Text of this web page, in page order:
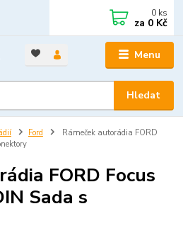
Menu
Hledat
0 ks
za 0 Kč
Ford
Rámeček autorádia FORD
FORD Focus
Sada s